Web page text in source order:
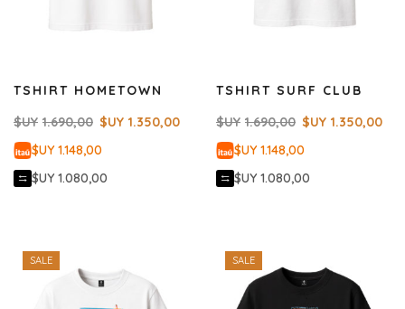
TSHIRT HOMETOWN
$UY 1.690,00 $UY 1.350,00
$UY 1.148,00
$UY 1.080,00
TSHIRT SURF CLUB
$UY 1.690,00 $UY 1.350,00
$UY 1.148,00
$UY 1.080,00
SALE SALE